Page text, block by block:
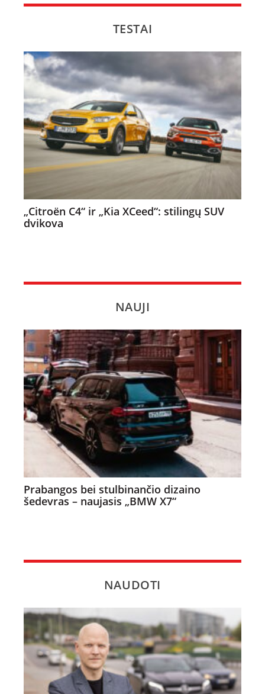
TESTAI
„Citroën C4“ ir „Kia XCeed“: stilingų SUV
dvikova
NAUJI
Prabangos bei stulbinančio dizaino
šedevras – naujasis „BMW X7“
NAUDOTI